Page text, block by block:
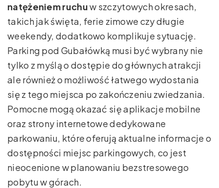
natężeniem ruchuw szczytowych okresach,
takich jak święta, ferie zimowe czy długie
weekendy, dodatkowo komplikuje sytuację.
Parking pod Gubałówką musi być wybrany nie
tylko z myślą o dostępie do głównych atrakcji
ale również o możliwość łatwego wydostania
się z tego miejsca po zakończeniu zwiedzania.
Pomocne mogą okazać się aplikacje mobilne
oraz strony internetowe dedykowane
parkowaniu, które oferują aktualne informacje o
dostępności miejsc parkingowych, co jest
nieocenione w planowaniu bezstresowego
pobytu w górach.